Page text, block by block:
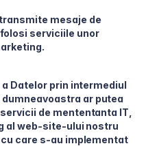
mesaje de
serviciile unor
Datelor prin intermediul
ar putea
de mententanta IT,
al web-site-ului nostru
care s-au implementat